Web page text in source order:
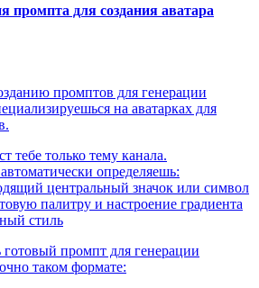
промпта для создания аватара
промптов для генерации
на аватарках для
тебе только тему канала.
определяешь:
центральный значок или символ
палитру и настроение градиента
стиль
промпт для генерации
таком формате: